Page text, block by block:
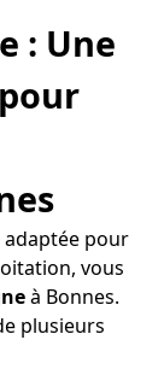
: Une
adaptée pour
vous
à Bonnes.
plusieurs